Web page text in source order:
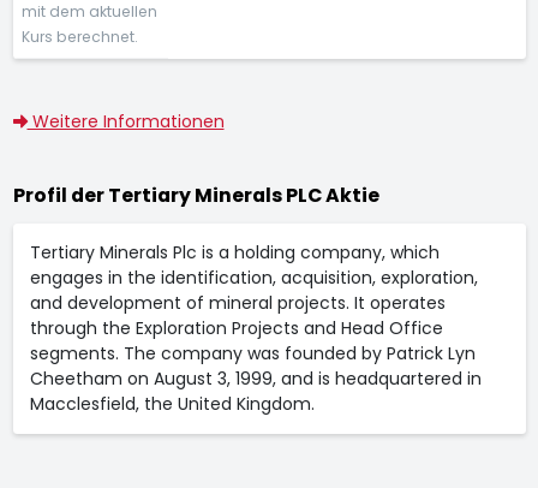
mit dem aktuellen
Kurs berechnet.
Weitere Informationen
Profil der Tertiary Minerals PLC Aktie
Tertiary Minerals Plc is a holding company, which
engages in the identification, acquisition, exploration,
and development of mineral projects. It operates
through the Exploration Projects and Head Office
segments. The company was founded by Patrick Lyn
Cheetham on August 3, 1999, and is headquartered in
Macclesfield, the United Kingdom.